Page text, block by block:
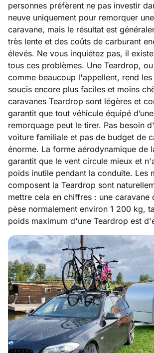
personnes préfèrent ne pas investir
neuve uniquement pour remorquer
caravane, mais le résultat est
très lente et des coûts de carburant
élevés. Ne vous inquiétez pas, il
tous ces problèmes. Une Teardrop,
comme beaucoup l'appellent, rend les
soucis encore plus faciles et moins
caravanes Teardrop sont légères et
garantit que tout véhicule équipé
remorquage peut le tirer. Pas besoin
voiture familiale et pas de budget de
énorme. La forme aérodynamique de
garantit que le vent circule mieux et
poids inutile pendant la conduite. Les
composent la Teardrop sont
mettre cela en chiffres : une caravane
pèse normalement environ 1 200 kg,
poids maximum d'une Teardrop est